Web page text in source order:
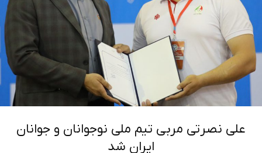
علی نصرتی مربی تیم ملی نوجوانان و جوانان
ایران شد